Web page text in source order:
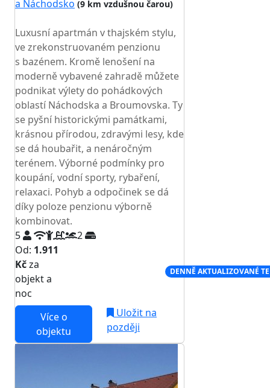
a Náchodsko (9 km vzdušnou čarou)
Luxusní apartmán v thajském stylu,
ve zrekonstruovaném penzionu
s bazénem. Kromě lenošení na
moderně vybavené zahradě můžete
podnikat výlety do pohádkových
oblastí Náchodska a Broumovska. Ty
se pyšní historickými památkami,
krásnou přírodou, zdravými lesy, kde
se dá houbařit, a nenáročným
terénem. Výborné podmínky pro
koupání, vodní sporty, rybaření,
relaxaci. Pohyb a odpočinek se dá
díky poloze penzionu výborně
kombinovat.
5
2
Od: 1.911
Kčza
objekt a
noc
DENNĚ AKTUALIZOVANÉ
Více o
objektu
Uložit na
později